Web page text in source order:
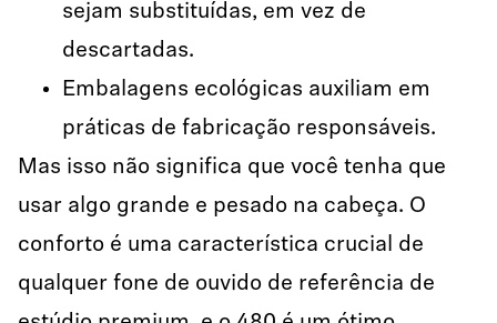
sejam substituídas, em vez de
descartadas.
Embalagens ecológicas auxiliam em
práticas de fabricação responsáveis.
Mas isso não significa que você tenha que
usar algo grande e pesado na cabeça. O
conforto é uma característica crucial de
qualquer fone de ouvido de referência de